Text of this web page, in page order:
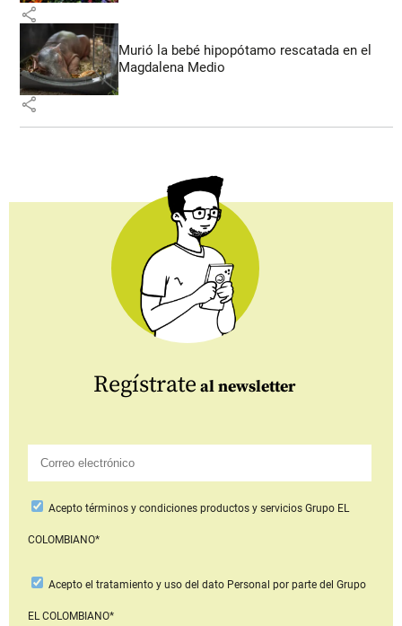
share
Murió la bebé hipopótamo rescatada en el
Magdalena Medio
share
Regístrate al newsletter
Aceptotérminos y condiciones productos y serviciosGrupo EL
COLOMBIANO*
Acepto el tratamiento y uso del dato Personal por parte del Grupo
EL COLOMBIANO*